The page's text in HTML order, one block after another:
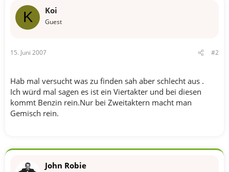
K Koi
Guest
15. Juni 2007 #2
Hab mal versucht was zu finden sah aber schlecht aus .
Ich würd mal sagen es ist ein Viertakter und bei diesen
kommt Benzin rein.Nur bei Zweitaktern macht man
Gemisch rein.
John Robie